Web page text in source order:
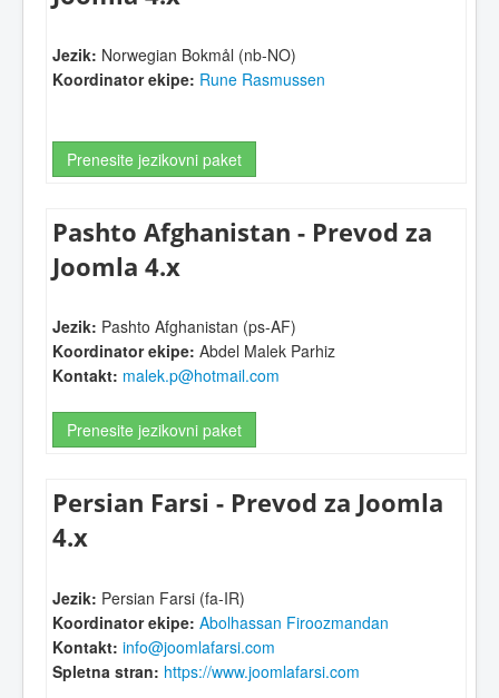
Jezik: Norwegian Bokmål (nb-NO)
Koordinator ekipe: Rune Rasmussen
Prenesite jezikovni paket
Pashto Afghanistan - Prevod za
Joomla 4.x
Jezik: Pashto Afghanistan (ps-AF)
Koordinator ekipe: Abdel Malek Parhiz
Kontakt: malek.p@hotmail.com
Prenesite jezikovni paket
Persian Farsi - Prevod za Joomla
4.x
Jezik: Persian Farsi (fa-IR)
Koordinator ekipe: Abolhassan Firoozmandan
Kontakt: info@joomlafarsi.com
Spletna stran: https://www.joomlafarsi.com